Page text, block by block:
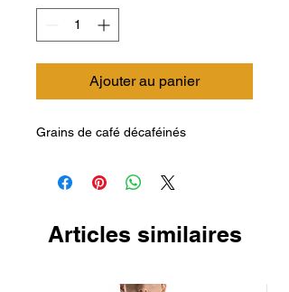
Grammes
Ajouter au panier
Grains de café décaféinés
Articles similaires